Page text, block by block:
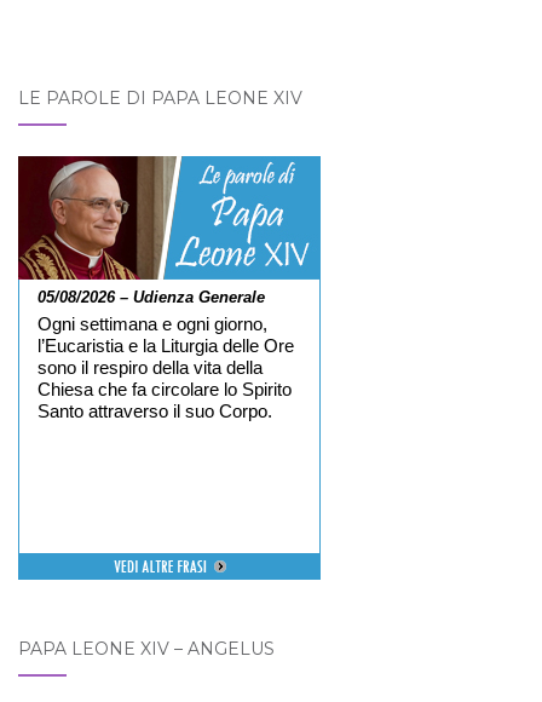
LE PAROLE DI PAPA LEONE XIV
05/08/2026 – Udienza Generale
Ogni settimana e ogni giorno,
l’Eucaristia e la Liturgia delle Ore
sono il respiro della vita della
Chiesa che fa circolare lo Spirito
Santo attraverso il suo Corpo.
PAPA LEONE XIV – ANGELUS